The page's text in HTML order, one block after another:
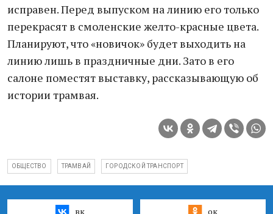
исправен. Перед выпуском на линию его только
перекрасят в смоленские желто-красные цвета.
Планируют, что «новичок» будет выходить на
линию лишь в праздничные дни. Зато в его
салоне поместят выставку, рассказывающую об
истории трамвая.
ОБЩЕСТВО ТРАМВАЙ ГОРОДСКОЙ ТРАНСПОРТ
вк ок